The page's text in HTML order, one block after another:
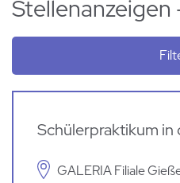
Stellenanzeigen
Schülerpraktikum
GALERIA Filiale